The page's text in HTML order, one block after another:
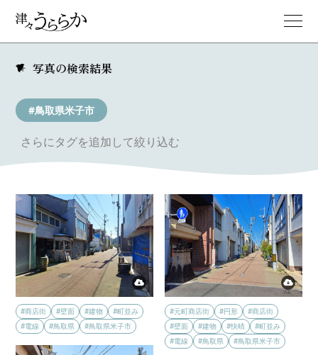
写真の検索結果
#鳥取県米子市
さらにタグを追加して絞り込む
#商店街 #壁面 #建物
#町並み
#電線
#鳥取県 #鳥取県米子市
#元町商店街 #円形
#商店街
#壁面
#建物 #快晴
#町並み
#電線
#鳥取県 #鳥取県米子市